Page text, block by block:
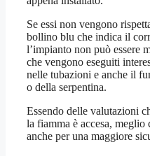
Se essi non vengono
bollino blu che indica il
l’impianto non può essere
che vengono eseguiti
nelle tubazioni e anche il
o della serpentina.
Essendo delle valutazioni
la fiamma è accesa, meglio
anche per una maggiore